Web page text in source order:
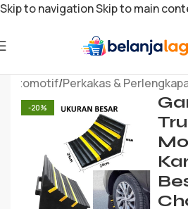
Skip to navigationSkip to main
Otomotif/Perkakas &
-20%